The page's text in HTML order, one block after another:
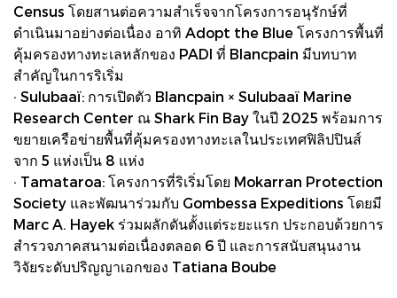
Census โดยสานต่อความสำเร็จจากโครงการอนุรักษ์ที่
ดำเนินมาอย่างต่อเนื่อง อาทิ Adopt the Blue โครงการพื้นที่
คุ้มครองทางทะเลหลักของ PADI ที่ Blancpain มีบทบาท
สำคัญในการริเริ่ม
· Sulubaaï: การเปิดตัว Blancpain × Sulubaaï Marine
Research Center ณ Shark Fin Bay ในปี 2025 พร้อมการ
ขยายเครือข่ายพื้นที่คุ้มครองทางทะเลในประเทศฟิลิปปินส์
จาก 5 แห่งเป็น 8 แห่ง
· Tamataroa: โครงการที่ริเริ่มโดย Mokarran Protection
Society และพัฒนาร่วมกับ Gombessa Expeditions โดยมี
Marc A. Hayek ร่วมผลักดันตั้งแต่ระยะแรก ประกอบด้วยการ
สำรวจภาคสนามต่อเนื่องตลอด 6 ปี และการสนับสนุนงาน
วิจัยระดับปริญญาเอกของ Tatiana Boube